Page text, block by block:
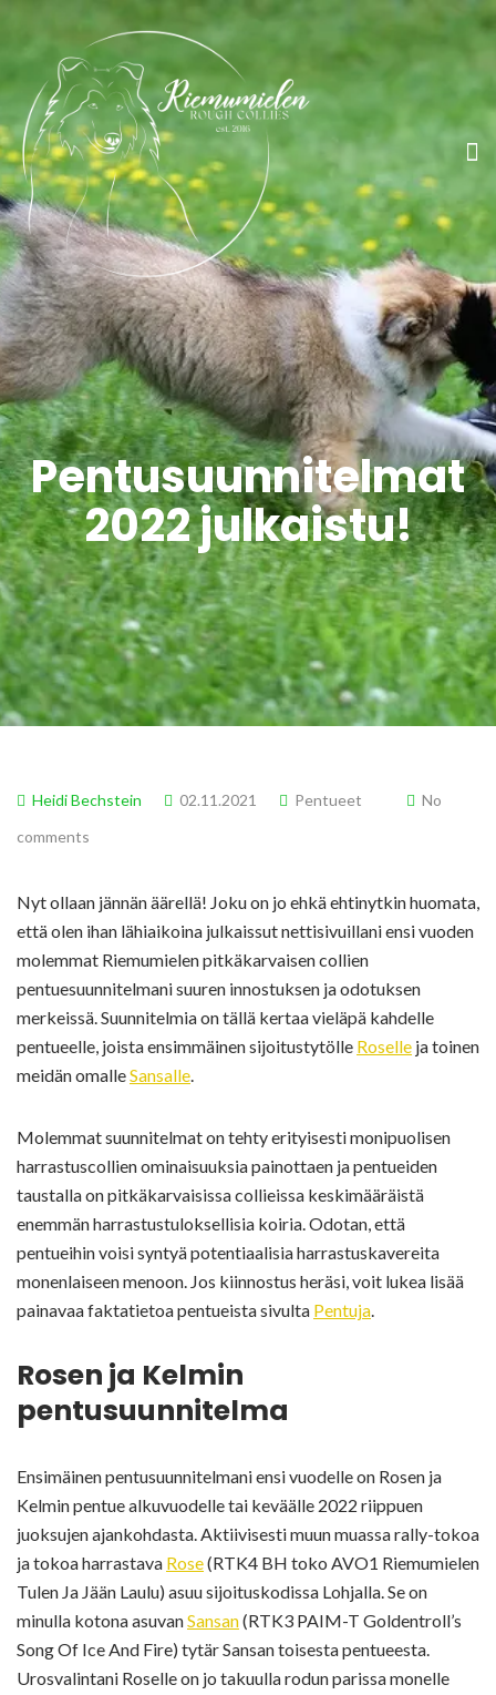
Pentusuunnitelmat
2022 julkaistu!
Heidi Bechstein 02.11.2021 Pentueet
No
comments
Nyt ollaan jännän äärellä! Joku on jo ehkä ehtinytkin huomata,
että olen ihan lähiaikoina julkaissut nettisivuillani ensi vuoden
molemmat Riemumielen pitkäkarvaisen collien
pentuesuunnitelmani suuren innostuksen ja odotuksen
merkeissä. Suunnitelmia on tällä kertaa vieläpä kahdelle
pentueelle, joista ensimmäinen sijoitustytölle Roselle ja toinen
meidän omalleSansalle.
Molemmat suunnitelmat on tehty erityisesti monipuolisen
harrastuscollien ominaisuuksia painottaen ja pentueiden
taustalla on pitkäkarvaisissa collieissa keskimääräistä
enemmän harrastustuloksellisia koiria. Odotan, että
pentueihin voisi syntyä potentiaalisia harrastuskavereita
monenlaiseen menoon. Jos kiinnostus heräsi, voit lukea lisää
painavaa faktatietoa pentueista sivulta Pentuja.
Rosen ja Kelmin
pentusuunnitelma
Ensimäinen pentusuunnitelmani ensi vuodelle on Rosen ja
Kelmin pentue alkuvuodelle tai keväälle 2022 riippuen
juoksujen ajankohdasta. Aktiivisesti muun muassa rally-tokoa
ja tokoa harrastava Rose(RTK4 BH toko AVO1 Riemumielen
Tulen Ja Jään Laulu) asuu sijoituskodissa Lohjalla. Se on
minulla kotona asuvanSansan(RTK3 PAIM-T Goldentroll’s
Song Of Ice And Fire) tytär Sansan toisesta pentueesta.
Urosvalintani Roselle on jo takuulla rodun parissa monelle